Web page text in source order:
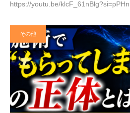
https://youtu.be/
その他